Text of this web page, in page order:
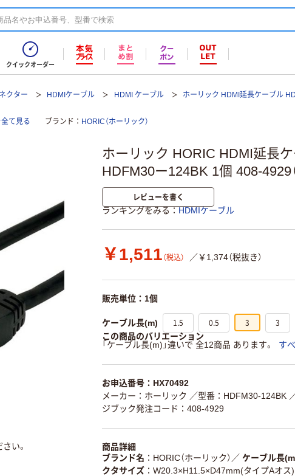
クイックオーダー
クター HDMIケーブル HDMI ケーブル ホーリック HDMI延長ケーブル
て見る ブランド HORIC（ホーリック）
ホーリック HORIC HDMI延長
HDFM30ー124BK 1個 408-4929
レビューを書く
ランキングをみる HDMIケーブル
￥1,511 （税込） ／￥1,374（税抜き）
販売単位：1個
ケーブル長(m) 1.5 0.5 3 3
この商品のバリエーション
「ケーブル長(m)」違いで 全12商品 あります。
す
お申込番号：HX70492
メーカー：ホーリック ／型番：HDFM30-124BK
ジブック発注コード：408-4929
商品詳細
ブランド名
HORIC（ホーリック） ／ ケーブル長
クタサイズ
W20.3×H11.5×D47mm(タイプAオス
い。